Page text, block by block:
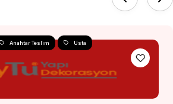
Anahtar Teslim Usta